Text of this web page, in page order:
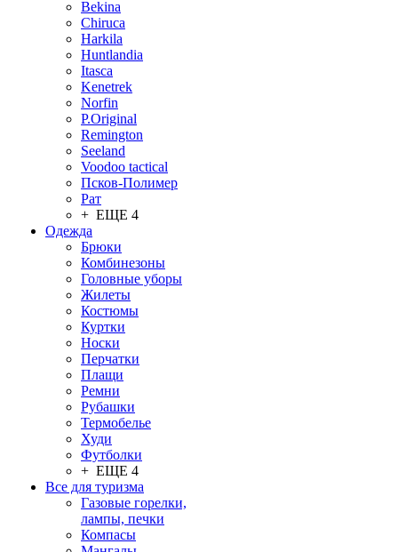
Bekina
Chiruсa
Harkila
Huntlandia
Itasca
Kenetrek
Norfin
P.Original
Remington
Seeland
Voodoo tactical
Псков-Полимер
Рат
+ ЕЩЕ 4
Одежда
Брюки
Комбинезоны
Головные уборы
Жилеты
Костюмы
Куртки
Носки
Перчатки
Плащи
Ремни
Рубашки
Термобелье
Худи
Футболки
+ ЕЩЕ 4
Все для туризма
Газовые горелки,
лампы, печки
Компасы